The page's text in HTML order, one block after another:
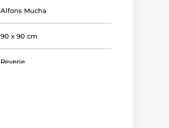
Alfons Mucha
90 x 90 cm
Reverie